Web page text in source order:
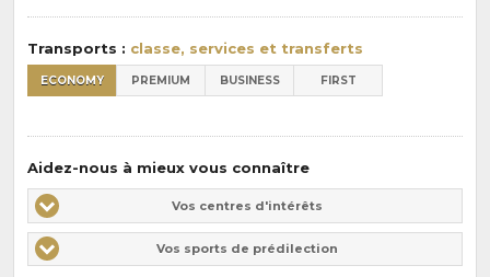
Transports : classe, services et transferts
ECONOMY PREMIUM BUSINESS FIRST
Aidez-nous à mieux vous connaître
Vos
centres
d'intérêts
Vos centres d'intérêts
Vos
sports
Vos sports de prédilection